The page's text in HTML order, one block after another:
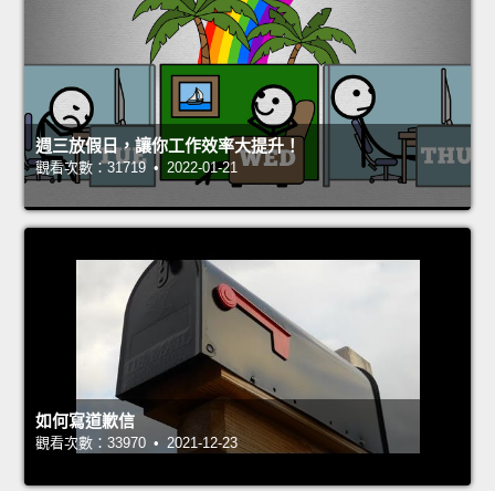
週三放假日，讓你工作效率大提升！
觀看次數：31719 • 2022-01-21
如何寫道歉信
觀看次數：33970 • 2021-12-23